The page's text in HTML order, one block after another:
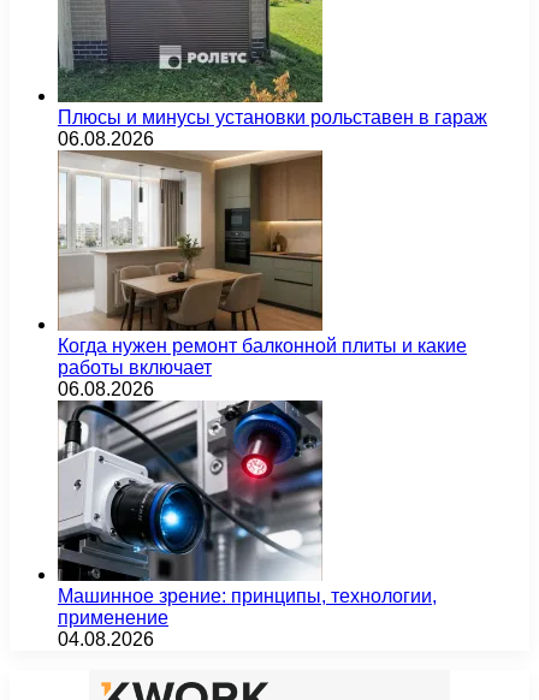
Плюсы и минусы установки рольставен в гараж
06.08.2026
Когда нужен ремонт балконной плиты и какие
работы включает
06.08.2026
Машинное зрение: принципы, технологии,
применение
04.08.2026